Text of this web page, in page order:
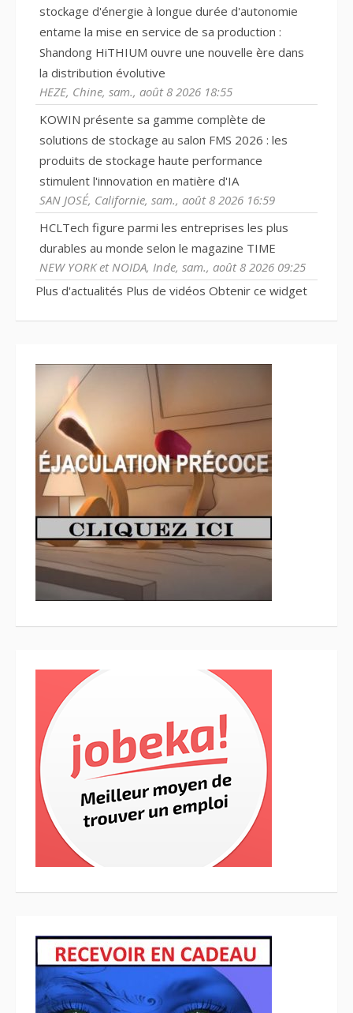
stockage d'énergie à longue durée d'autonomie
entame la mise en service de sa production :
Shandong HiTHIUM ouvre une nouvelle ère dans
la distribution évolutive
HEZE, Chine, sam., août 8 2026 18:55
KOWIN présente sa gamme complète de
solutions de stockage au salon FMS 2026 : les
produits de stockage haute performance
stimulent l'innovation en matière d'IA
SAN JOSÉ, Californie, sam., août 8 2026 16:59
HCLTech figure parmi les entreprises les plus
durables au monde selon le magazine TIME
NEW YORK et NOIDA, Inde, sam., août 8 2026 09:25
Plus d'actualités Plus de vidéos Obtenir ce widget